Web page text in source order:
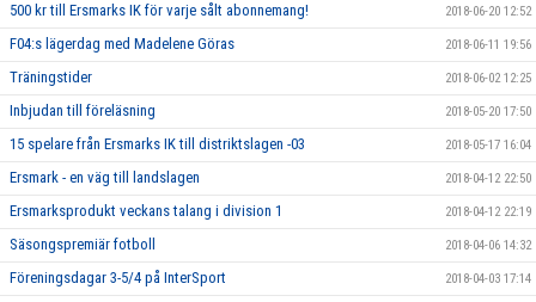
500 kr till Ersmarks IK för varje sålt abonnemang! 2018-06-20 12:52
F04:s lägerdag med Madelene Göras 2018-06-11 19:56
Träningstider 2018-06-02 12:25
Inbjudan till föreläsning 2018-05-20 17:50
15 spelare från Ersmarks IK till distriktslagen -03 2018-05-17 16:04
Ersmark - en väg till landslagen 2018-04-12 22:50
Ersmarksprodukt veckans talang i division 1 2018-04-12 22:19
Säsongspremiär fotboll 2018-04-06 14:32
Föreningsdagar 3-5/4 på InterSport 2018-04-03 17:14